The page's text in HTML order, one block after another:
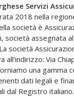
Servizi
2018 nella
società è
società assegnata
società
all'indirizzo: Via
una gamma
dati legali e
dal Registro